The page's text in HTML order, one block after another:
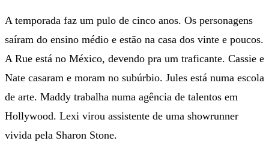
A temporada faz um pulo de cinco anos. Os personagens
saíram do ensino médio e estão na casa dos vinte e poucos.
A Rue está no México, devendo pra um traficante. Cassie e
Nate casaram e moram no subúrbio. Jules está numa escola
de arte. Maddy trabalha numa agência de talentos em
Hollywood. Lexi virou assistente de uma showrunner
vivida pela Sharon Stone.